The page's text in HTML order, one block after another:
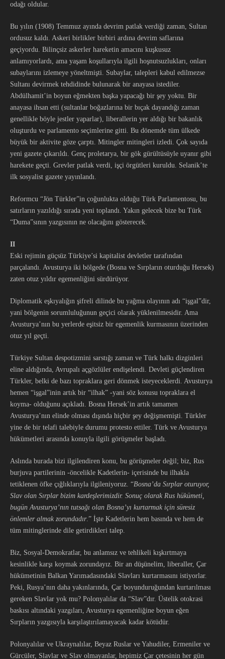
odağı oldular.
Bu yılın (1908) Temmuz ayında devrim patlak verdiği zaman, Sultan
ordusuz kaldı. Askeri birlikler birbiri ardına devrim saflarına
geçiyordu. Bilinçsiz askerler hareketin amacını kuşkusuz
anlamıyorlardı, ama yaşam koşullarıyla ilgili hoşnutsuzlukları, onları
subaylarını izlemeye yöneltmişti. Subaylar, talepleri kabul edilmezse
Sultanı devirmek tehdidinde bulunarak bir anayasa istediler.
Abdülhamit’in boyun eğmekten başka yapacağı bir şey yoktu. Bir
anayasa ihsan etti (sultanlar boğazlarına bir bıçak dayandığı zaman
genellikle böyle jestler yaparlar), liberallerin yer aldığı bir bakanlık
oluşturdu ve parlamento seçimlerine gitti. Bu dönemde tüm ülkede
büyük bir aktivite göze çarptı. Mitingler mitingleri izledi. Çok sayıda
yeni gazete çıkarıldı. Genç proletarya, bir gök gürültüsüyle uyanır gibi
harekete geçti. Grevler patlak verdi, işçi örgütleri kuruldu. Selanik’te
ilk sosyalist gazete yayınlandı.
Reformcu “Jön Türkler”in çoğunlukta olduğu Türk Parlamentosu, bu
satırların yazıldığı sırada yeni toplandı. Yakın gelecek bize bu Türk
“Duma”sının yazgısının ne olacağını gösterecek.
II
Eski rejimin güçsüz Türkiye’si kapitalist devletler tarafından
parçalandı. Avusturya iki bölgede (Bosna ve Sırpların oturduğu Hersek)
zaten otuz yıldır egemenliğini sürdürüyor.
Diplomatik eşkıyalığın şifreli dilinde bu yağma olayının adı “işgal”dir,
yani bölgenin sorumluluğunun geçici olarak yüklenilmesidir. Ama
Avusturya’nın bu yerlerde eşitsiz bir egemenlik kurmasının üzerinden
otuz yıl geçti.
Türkiye Sultan despotizmini sarstığı zaman ve Türk halkı dizginleri
eline aldığında, Avrupalı açgözlüler endişelendi. Devleti güçlendiren
Türkler, belki de bazı topraklara geri dönmek isteyeceklerdi. Avusturya
hemen “işgal”inin artık bir “ilhak” -yani söz konusu topraklara el
koyma- olduğunu açıkladı. Bosna Hersek’in artık tamamen
Avusturya’nın elinde olması dışında hiçbir şey değişmemişti. Türkler
yine de bir telafi talebiyle durumu protesto ettiler. Türk ve Avusturya
hükümetleri arasında konuyla ilgili görüşmeler başladı.
Aslında burada bizi ilgilendiren konu, bu görüşmeler değil; biz, Rus
burjuva partilerinin -öncelikle Kadetlerin- içerisinde bu ilhakla
tetiklenen öfke çığlıklarıyla ilgileniyoruz. “Bosna’da Sırplar oturuyor,
Slav olan Sırplar bizim kardeşlerimizdir. Sonuç olarak Rus hükümeti,
bugün Avusturya’nın tutsağı olan Bosna’yı kurtarmak için süresiz
önlemler almak zorundadır.” İşte Kadetlerin hem basında ve hem de
tüm mitinglerinde dile getirdikleri talep.
Biz, Sosyal-Demokratlar, bu anlamsız ve tehlikeli kışkırtmaya
kesinlikle karşı koymak zorundayız. Bir an düşünelim, liberaller, Çar
hükümetinin Balkan Yarımadasındaki Slavları kurtarmasını istiyorlar.
Peki, Rusya’nın daha yakınlarında, Çar boyunduruğundan kurtarılması
gereken Slavlar yok mu? Polonyalılar da “Slav”dır. Üstelik otokrasi
baskısı altındaki yazgıları, Avusturya egemenliğine boyun eğen
Sırpların yazgısıyla karşılaştırılamayacak kadar kötüdür.
Polonyalılar ve Ukraynalılar, Beyaz Ruslar ve Yahudiler, Ermeniler ve
Gürcüler, Slavlar ve Slav olmayanlar, hepimiz Çar çetesinin her gün